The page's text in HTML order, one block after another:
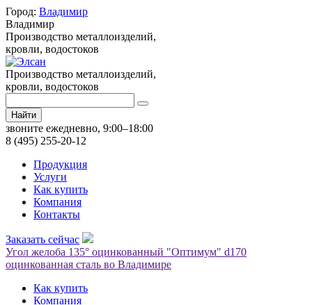
Город: Владимир
Владимир
Производство металлоизделий,
кровли, водостоков
Производство металлоизделий,
кровли, водостоков
Найти
звоните ежедневно, 9:00–18:00
8 (495) 255-20-12
Продукция
Услуги
Как купить
Компания
Контакты
Заказать сейчас
Угол желоба 135° оцинкованный "Оптимум" d170
оцинкованная сталь во Владимире
Как купить
Компания